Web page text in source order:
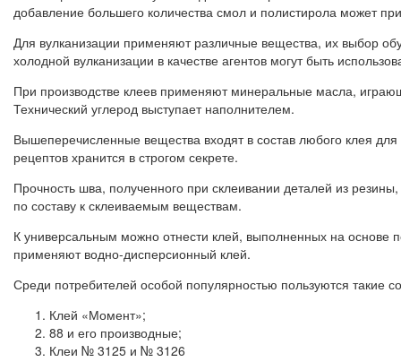
добавление большего количества смол и полистирола может
Для вулканизации применяют различные вещества, их выбор
холодной вулканизации в качестве агентов могут быть
При производстве клеев применяют минеральные масла,
Технический углерод выступает наполнителем.
Вышеперечисленные вещества входят в состав любого клея
рецептов хранится в строгом секрете.
Прочность шва, полученного при склеивании деталей из
по составу к склеиваемым веществам.
К универсальным можно отнести клей, выполненных на основе
применяют водно-дисперсионный клей.
Среди потребителей особой популярностью пользуются такие
Клей «Момент»;
88 и его производные;
Клеи № 3125 и № 3126